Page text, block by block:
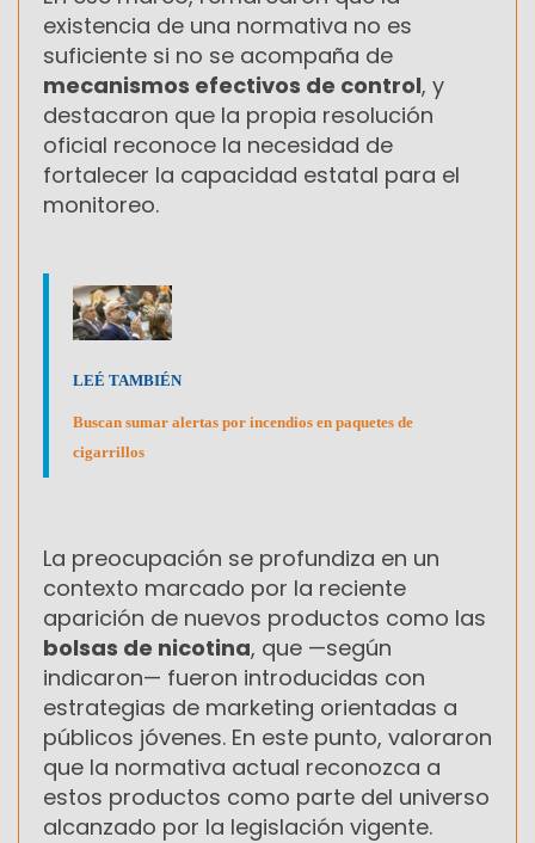
existencia de una normativa no es
suficiente si no se acompaña de
mecanismos efectivos de control, y
destacaron que la propia resolución
oficial reconoce la necesidad de
fortalecer la capacidad estatal para el
monitoreo.
LEÉ TAMBIÉN
Buscan sumar alertas por incendios en paquetes de
cigarrillos
La preocupación se profundiza en un
contexto marcado por la reciente
aparición de nuevos productos como las
bolsas de nicotina, que —según
indicaron— fueron introducidas con
estrategias de marketing orientadas a
públicos jóvenes. En este punto, valoraron
que la normativa actual reconozca a
estos productos como parte del universo
alcanzado por la legislación vigente.